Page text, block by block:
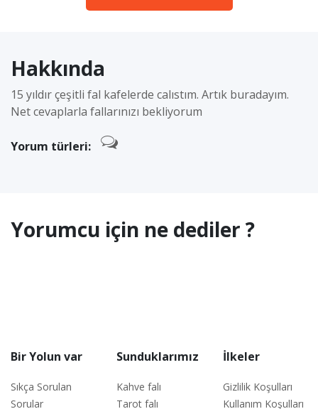
Hakkında
15 yıldır çeşitli fal kafelerde calıstım. Artık buradayım.
Net cevaplarla fallarınızı bekliyorum
Yorum türleri:
Yorumcu için ne dediler ?
Bir Yolun var
Sıkça Sorulan
Sorular
Sunduklarımız
Kahve falı
Tarot falı
İlkeler
Gizlilik Koşulları
Kullanım Koşulları